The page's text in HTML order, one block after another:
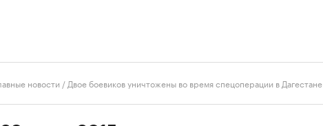
новости / Двое боевиков уничтожены во время спецоперации в Дагестане